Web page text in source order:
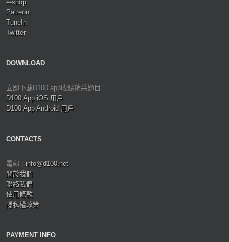
e-shop
Patreon
TuneIn
Twitter
DOWNLOAD
立即下載D100 app收聽精采節目！
D100 App iOS 用戶
D100 App Android 用戶
CONTACTS
電郵 : info@d100.net
關於我們
聯絡我們
使用條款
隱私權政策
PAYMENT INFO